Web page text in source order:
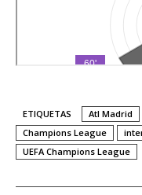
ETIQUETAS Atl Madrid
Champions League
UEFA Champions League